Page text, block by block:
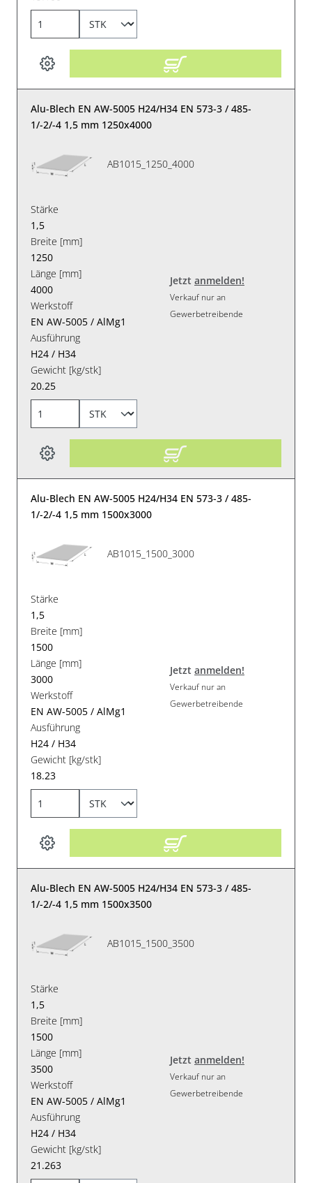
Alu-Blech EN AW-5005 H24/H34 EN 573-3 / 485-
1/-2/-4 1,5 mm 1250x4000
AB1015_1250_4000
Stärke
1,5
Breite [mm]
1250
Länge [mm]
4000
Werkstoff
EN AW-5005 / AlMg1
Ausführung
H24 / H34
Gewicht [kg/stk]
20.25
Jetzt anmelden!
Verkauf nur an
Gewerbetreibende
Alu-Blech EN AW-5005 H24/H34 EN 573-3 / 485-
1/-2/-4 1,5 mm 1500x3000
AB1015_1500_3000
Stärke
1,5
Breite [mm]
1500
Länge [mm]
3000
Werkstoff
EN AW-5005 / AlMg1
Ausführung
H24 / H34
Gewicht [kg/stk]
18.23
Jetzt anmelden!
Verkauf nur an
Gewerbetreibende
Alu-Blech EN AW-5005 H24/H34 EN 573-3 / 485-
1/-2/-4 1,5 mm 1500x3500
AB1015_1500_3500
Stärke
1,5
Breite [mm]
1500
Länge [mm]
3500
Werkstoff
EN AW-5005 / AlMg1
Ausführung
H24 / H34
Gewicht [kg/stk]
21.263
Jetzt anmelden!
Verkauf nur an
Gewerbetreibende